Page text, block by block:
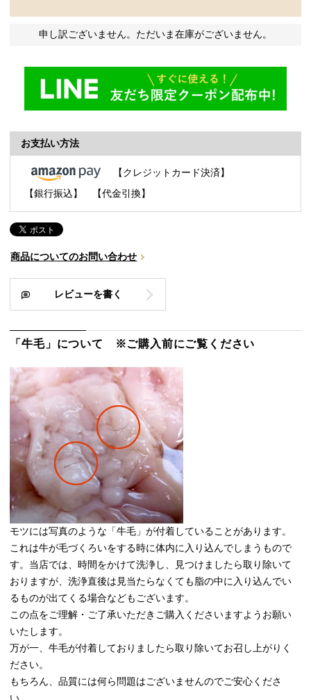
申し訳ございません。ただいま在庫がございません。
お支払い方法
【クレジットカード決済】
【銀行振込】
【代金引換】
商品についてのお問い合わせ
レビューを書く
「牛毛」について ※ご購入前にご覧ください
モツには写真のような「牛毛」が付着していることがあります。
これは牛が毛づくろいをする時に体内に入り込んでしまうもので
す。当店では、時間をかけて洗浄し、見つけましたら取り除いて
おりますが、洗浄直後は見当たらなくても脂の中に入り込んでい
るものが出てくる場合などもございます。
この点をご理解・ご了承いただきご購入くださいますようお願い
いたします。
万が一、牛毛が付着しておりましたら取り除いてお召し上がりく
ださい。
もちろん、品質には何ら問題はございませんのでご安心くださ